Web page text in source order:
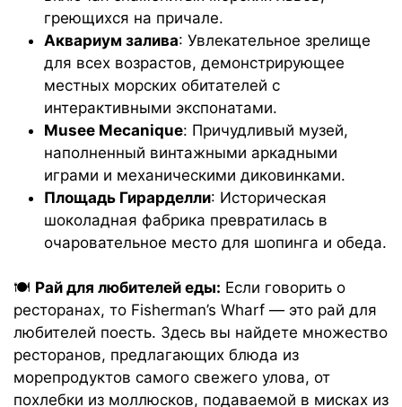
греющихся на причале.
Аквариум залива: Увлекательное зрелище
для всех возрастов, демонстрирующее
местных морских обитателей с
интерактивными экспонатами.
Musee Mecanique: Причудливый музей,
наполненный винтажными аркадными
играми и механическими диковинками.
Площадь Гирарделли: Историческая
шоколадная фабрика превратилась в
очаровательное место для шопинга и обеда.
🍽️ Рай для любителей еды: Если говорить о
ресторанах, то Fisherman’s Wharf — это рай для
любителей поесть. Здесь вы найдете множество
ресторанов, предлагающих блюда из
морепродуктов самого свежего улова, от
похлебки из моллюсков, подаваемой в мисках из